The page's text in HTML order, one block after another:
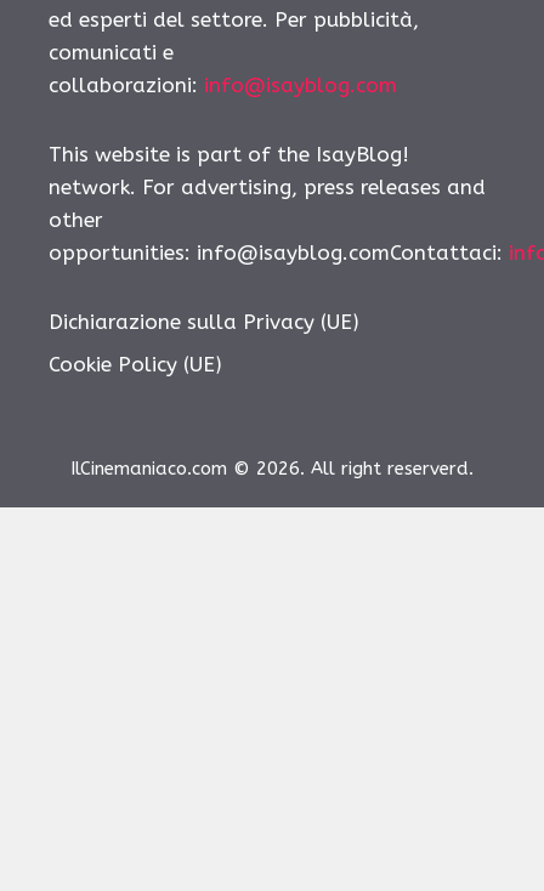
ed esperti del settore. Per pubblicità,
comunicati e
collaborazioni: info@isayblog.com
This website is part of the IsayBlog!
network. For advertising, press releases and
other
opportunities: info@isayblog.comContattaci:
Dichiarazione sulla Privacy (UE)
Cookie Policy (UE)
IlCinemaniaco.com © 2026. All right reserverd.